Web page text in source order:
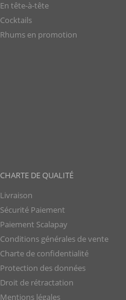
En tête-à-tête
Cocktails
Rhums en promotion
CHARTE DE QUALITÉ
Livraison
Sécurité Paiement
Paiement Scalapay
Conditions générales de vente
Charte de confidentialité
Protection des données
Droit de rétractation
Mentions légales